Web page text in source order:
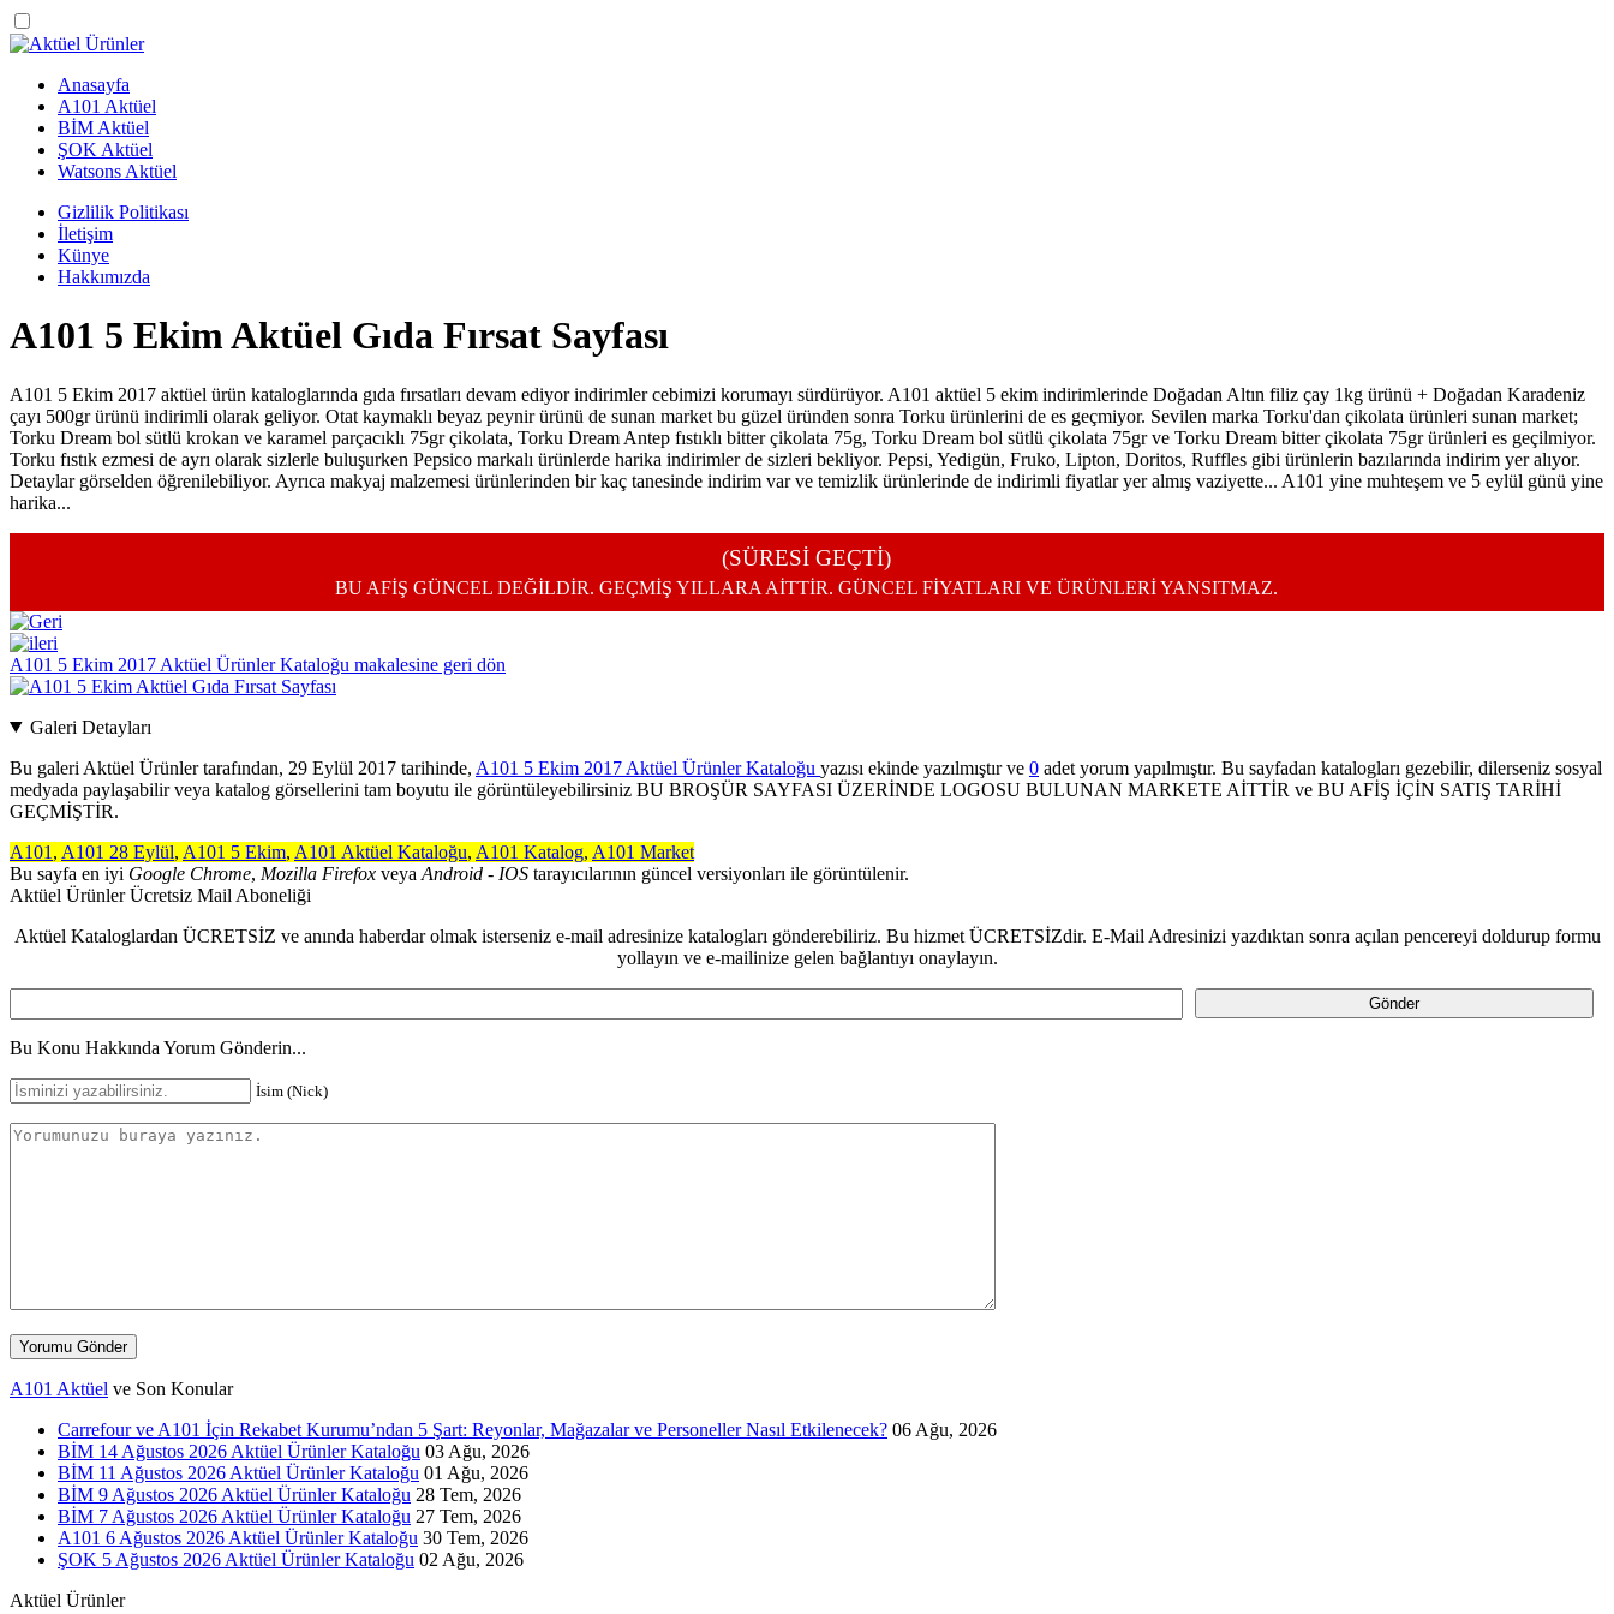
Anasayfa
A101 Aktüel
BİM Aktüel
ŞOK Aktüel
Watsons Aktüel
Gizlilik Politikası
İletişim
Künye
Hakkımızda
A101 5 Ekim Aktüel Gıda Fırsat Sayfası
A101 5 Ekim 2017 aktüel ürün kataloglarında gıda fırsatları devam ediyor indirimler cebimizi korumayı sürdürüyor. A101 aktüel 5 ekim indirimlerinde Doğadan Altın filiz çay 1kg ürünü + Doğadan Karadeniz
çayı 500gr ürünü indirimli olarak geliyor. Otat kaymaklı beyaz peynir ürünü de sunan market bu güzel üründen sonra Torku ürünlerini de es geçmiyor. Sevilen marka Torku'dan çikolata ürünleri sunan market;
Torku Dream bol sütlü krokan ve karamel parçacıklı 75gr çikolata, Torku Dream Antep fıstıklı bitter çikolata 75g, Torku Dream bol sütlü çikolata 75gr ve Torku Dream bitter çikolata 75gr ürünleri es geçilmiyor.
Torku fıstık ezmesi de ayrı olarak sizlerle buluşurken Pepsico markalı ürünlerde harika indirimler de sizleri bekliyor. Pepsi, Yedigün, Fruko, Lipton, Doritos, Ruffles gibi ürünlerin bazılarında indirim yer alıyor.
Detaylar görselden öğrenilebiliyor. Ayrıca makyaj malzemesi ürünlerinden bir kaç tanesinde indirim var ve temizlik ürünlerinde de indirimli fiyatlar yer almış vaziyette... A101 yine muhteşem ve 5 eylül günü yine
harika...
(SÜRESİ GEÇTİ)
BU AFİŞ GÜNCEL DEĞİLDİR. GEÇMİŞ YILLARA AİTTİR. GÜNCEL FİYATLARI VE ÜRÜNLERİ YANSITMAZ.
A101 5 Ekim 2017 Aktüel Ürünler Kataloğu makalesine geri dön
Galeri Detayları
Bu galeri Aktüel Ürünlertarafından, 29 Eylül 2017 tarihinde, A101 5 Ekim 2017 Aktüel Ürünler Kataloğu yazısı ekinde yazılmıştır ve 0 adet yorum yapılmıştır. Bu sayfadan katalogları gezebilir, dilerseniz sosyal
medyada paylaşabilir veya katalog görsellerini tam boyutu ile görüntüleyebilirsiniz BU BROŞÜR SAYFASI ÜZERİNDE LOGOSU BULUNAN MARKETE AİTTİR ve BU AFİŞ İÇİN SATIŞ TARİHİ
GEÇMİŞTİR.
A101 , A101 28 Eylül, A101 5 Ekim, A101 Aktüel Kataloğu, A101 Katalog, A101 Market
Bu sayfa en iyi Google Chrome, Mozilla Firefox veya Android - IOS tarayıcılarının güncel versiyonları ile görüntülenir.
Aktüel Ürünler Ücretsiz Mail Aboneliği
Aktüel Kataloglardan ÜCRETSİZ ve anında haberdar olmak isterseniz e-mail adresinize katalogları gönderebiliriz. Bu hizmet ÜCRETSİZdir. E-Mail Adresinizi yazdıktan sonra açılan pencereyi doldurup formu
yollayın ve e-mailinize gelen bağlantıyı onaylayın.
Bu Konu Hakkında Yorum Gönderin...
İsim (Nick)
Yorumu Gönder
A101 Aktüel ve Son Konular
Carrefour ve A101 İçin Rekabet Kurumu’ndan 5 Şart: Reyonlar, Mağazalar ve Personeller Nasıl Etkilenecek? 06 Ağu, 2026
BİM 14 Ağustos 2026 Aktüel Ürünler Kataloğu 03 Ağu, 2026
BİM 11 Ağustos 2026 Aktüel Ürünler Kataloğu 01 Ağu, 2026
BİM 9 Ağustos 2026 Aktüel Ürünler Kataloğu 28 Tem, 2026
BİM 7 Ağustos 2026 Aktüel Ürünler Kataloğu 27 Tem, 2026
A101 6 Ağustos 2026 Aktüel Ürünler Kataloğu 30 Tem, 2026
ŞOK 5 Ağustos 2026 Aktüel Ürünler Kataloğu 02 Ağu, 2026
Aktüel Ürünler